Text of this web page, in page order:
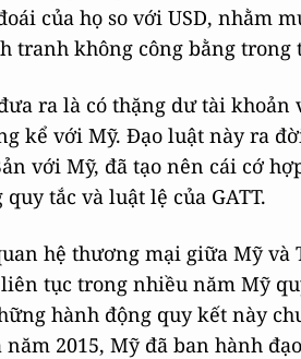
của họ so với USD, nhằm
tranh không công bằng trong
ra là có thặng dư tài khoản
kể với Mỹ. Đạo luật này ra
với Mỹ, đã tạo nên cái cớ
tắc và luật lệ của GATT.
hệ thương mại giữa Mỹ và
tục trong nhiều năm Mỹ
hành động quy kết này
năm 2015, Mỹ đã ban hành